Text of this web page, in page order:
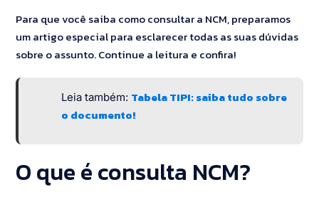
Para que você saiba como consultar a NCM, preparamos
um artigo especial para esclarecer todas as suas dúvidas
sobre o assunto. Continue a leitura e confira!
Leia também: Tabela TIPI: saiba tudo sobre
o documento!
O que é consulta NCM?